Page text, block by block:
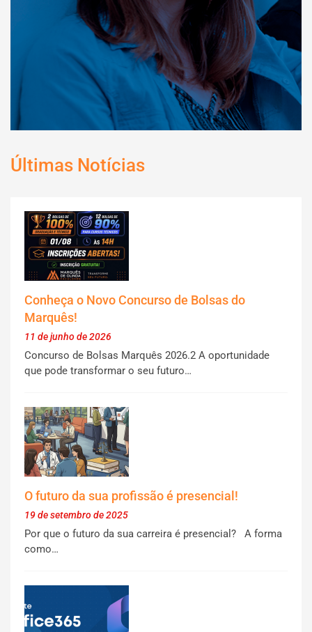
Últimas Notícias
Conheça o Novo Concurso de Bolsas do
Marquês!
11 de junho de 2026
Concurso de Bolsas Marquês 2026.2 A oportunidade
que pode transformar o seu futuro…
O futuro da sua profissão é presencial!
19 de setembro de 2025
Por que o futuro da sua carreira é presencial? A forma
como…